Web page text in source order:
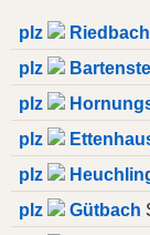
plz Riedbach
plz
plz
plz
plz
plz
Gütbach